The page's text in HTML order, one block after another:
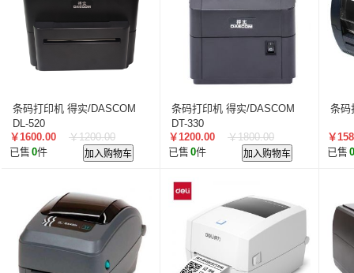
海天地/Soopen
上海易教
立象/ARGOX
科达
理光 汉光 美松达/MAXSOUND
至像
普印力
NEC
丰视/FeuVison 科大讯飞
博思得/POSTEK 华映/HWAING
航天
航天柏克 柏克
美松达/MAXOUND
小篆 麟云 艾特网能 科视
条码打印机 得实/DASCOM
DL-520
￥1600.00
￥1200.00
已售 0件 加入购物车
条码打印机 得实/DASCOM
DT-330
￥1200.00
￥1800.00
已售 0件 加入购物车
条码
￥
已售 0